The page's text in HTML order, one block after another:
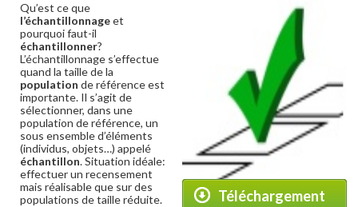
Téléchargement
Qu’est ce que
l’échantillonnageet
pourquoi faut-il
échantillonner?
L’échantillonnage s’effectue
quand la taille de la
population de référence est
importante. Il s’agit de
sélectionner, dans une
population de référence, un
sous ensemble d’éléments
(individus, objets…) appelé
échantillon. Situation idéale:
effectuer un recensement
mais réalisable que sur des
populations de taille réduite.